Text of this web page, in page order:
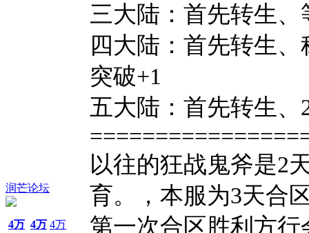
润芒论坛
4万 4万 4万
三大陆：首先转生
四大陆：首先转生
突破+1
五大陆：首先转生、
以往的狂战鬼斧是2
育。，本服为3天合
第一次合区胜利方